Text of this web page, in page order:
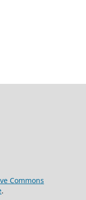
Commons
.